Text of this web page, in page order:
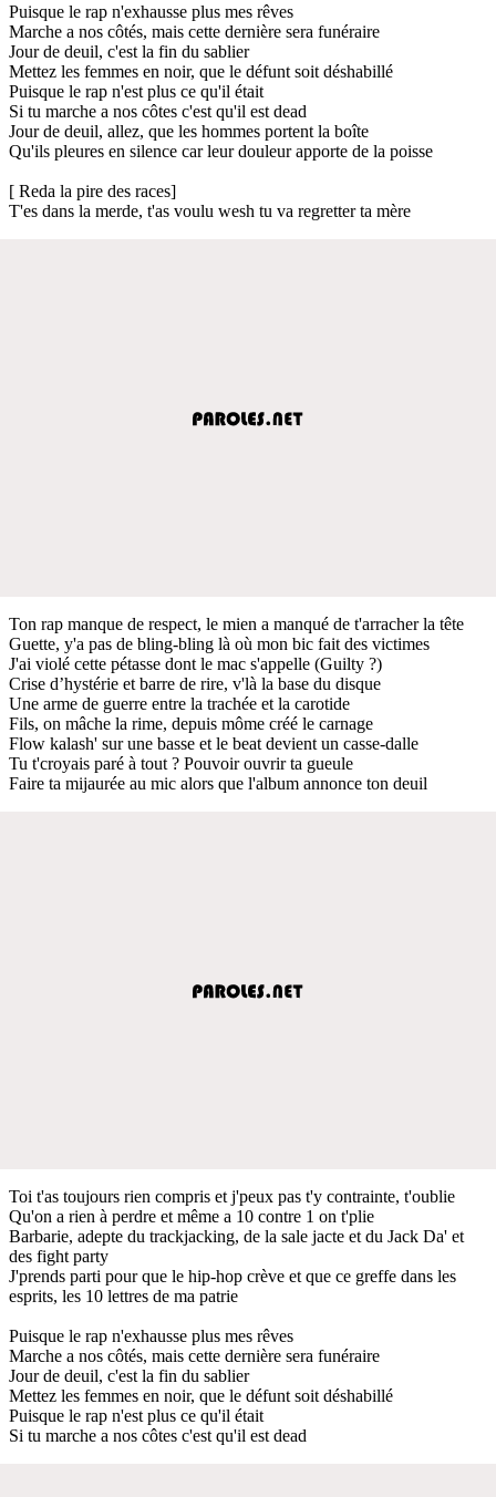
Puisque le rap n'exhausse plus mes rêves
Marche a nos côtés, mais cette dernière sera funéraire
Jour de deuil, c'est la fin du sablier
Mettez les femmes en noir, que le défunt soit déshabillé
Puisque le rap n'est plus ce qu'il était
Si tu marche a nos côtes c'est qu'il est dead
Jour de deuil, allez, que les hommes portent la boîte
Qu'ils pleures en silence car leur douleur apporte de la poisse
[ Reda la pire des races]
T'es dans la merde, t'as voulu wesh tu va regretter ta mère
Ton rap manque de respect, le mien a manqué de t'arracher la tête
Guette, y'a pas de bling-bling là où mon bic fait des victimes
J'ai violé cette pétasse dont le mac s'appelle (Guilty ?)
Crise d’hystérie et barre de rire, v'là la base du disque
Une arme de guerre entre la trachée et la carotide
Fils, on mâche la rime, depuis môme créé le carnage
Flow kalash' sur une basse et le beat devient un casse-dalle
Tu t'croyais paré à tout ? Pouvoir ouvrir ta gueule
Faire ta mijaurée au mic alors que l'album annonce ton deuil
Toi t'as toujours rien compris et j'peux pas t'y contrainte, t'oublie
Qu'on a rien à perdre et même a 10 contre 1 on t'plie
Barbarie, adepte du trackjacking, de la sale jacte et du Jack Da' et
des fight party
J'prends parti pour que le hip-hop crève et que ce greffe dans les
esprits, les 10 lettres de ma patrie
Puisque le rap n'exhausse plus mes rêves
Marche a nos côtés, mais cette dernière sera funéraire
Jour de deuil, c'est la fin du sablier
Mettez les femmes en noir, que le défunt soit déshabillé
Puisque le rap n'est plus ce qu'il était
Si tu marche a nos côtes c'est qu'il est dead